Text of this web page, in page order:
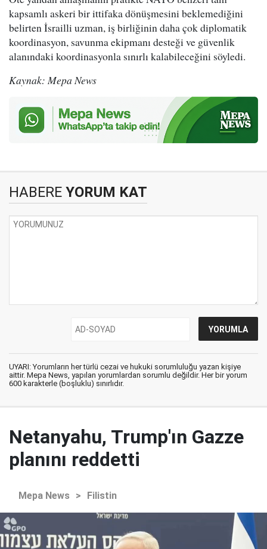
kapsamlı askeri bir ittifaka dönüşmesini beklemediğini
belirten İsrailli uzman, iş birliğinin daha çok diplomatik
koordinasyon, savunma ekipmanı desteği ve güvenlik
alanındaki koordinasyonla sınırlı kalabileceğini söyledi.
Kaynak: Mepa News
HABERE YORUM KAT
UYARI: Yorumların her türlü cezai ve hukuki sorumluluğu yazan kişiye
aittir. Mepa News, yapılan yorumlardan sorumlu değildir. Her bir yorum
600 karakterle (boşluklu) sınırlıdır.
Netanyahu, Trump'ın Gazze
planını reddetti
Mepa News > Filistin